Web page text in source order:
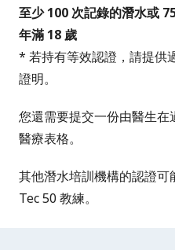
至少 100 次記錄的潛水或
年滿 18 歲
* 若持有等效認證，請提供
證明。
您還需要提交一份由醫生在
醫療表格。
其他潛水培訓機構的認證可
Tec 50 教練。